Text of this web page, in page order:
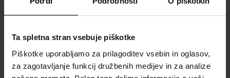
Ta spletna stran vsebuje piškotke
Piškotke uporabljamo za prilagoditev vsebin in oglasov,
za zagotavljanje funkcij družbenih medijev in za analize
Katalogi,
tehnična
dokumentacija